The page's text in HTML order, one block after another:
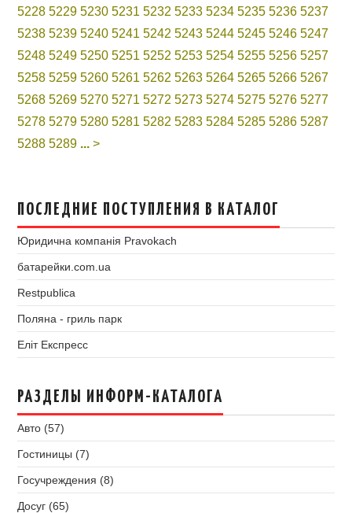
5228 5229 5230 5231 5232 5233 5234 5235 5236 5237
5238 5239 5240 5241 5242 5243 5244 5245 5246 5247
5248 5249 5250 5251 5252 5253 5254 5255 5256 5257
5258 5259 5260 5261 5262 5263 5264 5265 5266 5267
5268 5269 5270 5271 5272 5273 5274 5275 5276 5277
5278 5279 5280 5281 5282 5283 5284 5285 5286 5287
5288 5289 ... >
ПОСЛЕДНИЕ ПОСТУПЛЕНИЯ В КАТАЛОГ
Юридична компанія Pravokach
батарейки.com.ua
Restpublica
Поляна - гриль парк
Еліт Експресс
РАЗДЕЛЫ ИНФОРМ-КАТАЛОГА
Авто (57)
Гостиницы (7)
Госучреждения (8)
Досуг (65)